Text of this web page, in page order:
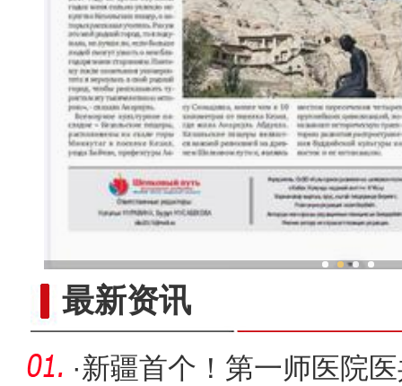
最新资讯
·新疆首个！第一师医院